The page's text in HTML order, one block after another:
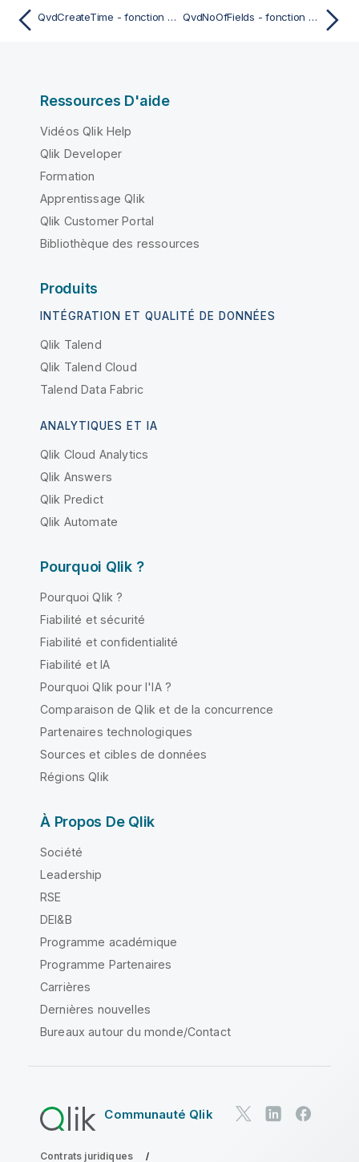
QvdCreateTime - fonction de script QvdNoOfFields - fonction de script
Ressources D'aide
Vidéos Qlik Help
Qlik Developer
Formation
Apprentissage Qlik
Qlik Customer Portal
Bibliothèque des ressources
Produits
INTÉGRATION ET QUALITÉ DE DONNÉES
Qlik Talend
Qlik Talend Cloud
Talend Data Fabric
ANALYTIQUES ET IA
Qlik Cloud Analytics
Qlik Answers
Qlik Predict
Qlik Automate
Pourquoi Qlik ?
Pourquoi Qlik ?
Fiabilité et sécurité
Fiabilité et confidentialité
Fiabilité et IA
Pourquoi Qlik pour l'IA ?
Comparaison de Qlik et de la concurrence
Partenaires technologiques
Sources et cibles de données
Régions Qlik
À Propos De Qlik
Société
Leadership
RSE
DEI&B
Programme académique
Programme Partenaires
Carrières
Dernières nouvelles
Bureaux autour du monde/Contact
Communauté Qlik
Contrats juridiques